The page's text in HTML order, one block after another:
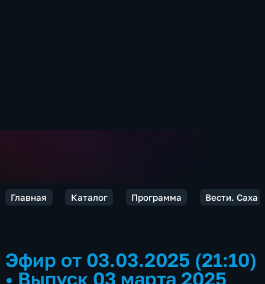
Главная Каталог Программа Вести. Саха
Эфир от 03.03.2025 (21:10)
• Выпуск 03 марта 2025